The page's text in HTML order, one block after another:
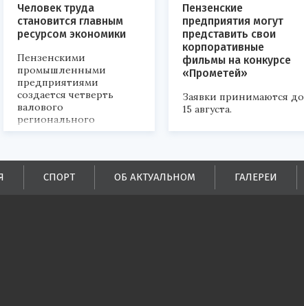
Человек труда
становится главным
ресурсом экономики
Пензенскими
промышленными
предприятиями
создается четверть
валового
регионального
продукта и
поступлений в
бюджеты всех уровней.
Пензенские
предприятия могут
представить свои
корпоративные
фильмы на конкурсе
«Прометей»
Заявки принимаются до
15 августа.
СПОРТ ОБ АКТУАЛЬНОМ ГАЛЕРЕИ